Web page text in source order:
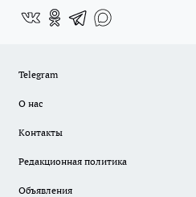
Telegram
О нас
Контакты
Редакционная политика
Объявления